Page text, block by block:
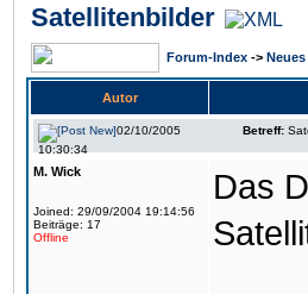
Satellitenbilder
Forum-Index ->
Autor
02/10/2005
10:30:34
Betreff:
M. Wick
Joined: 29/09/2004 19:14:56
Beiträge: 17
Offline
Das